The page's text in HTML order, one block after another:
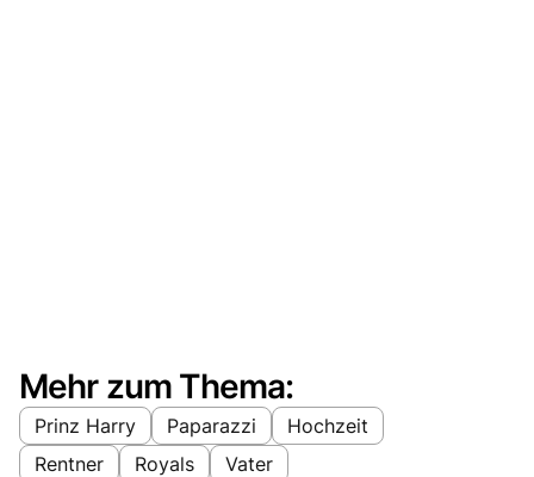
Mehr zum Thema:
Prinz Harry Paparazzi
Hochzeit
Rentner
Royals Vater